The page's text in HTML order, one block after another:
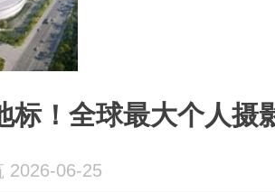
标！全球最大个人摄
2026-06-25